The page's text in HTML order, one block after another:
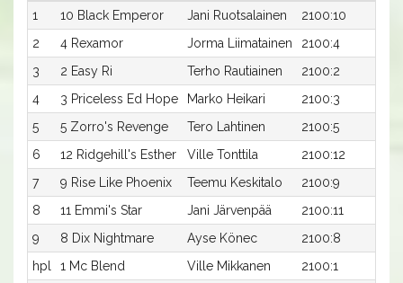
1
10 Black Emperor Jani Ruotsalainen 2100:10
2
4 Rexamor Jorma Liimatainen 2100:4
3
2 Easy Ri Terho Rautiainen 2100:2
4
3 Priceless Ed Hope Marko Heikari 2100:3
5
5 Zorro's Revenge Tero Lahtinen 2100:5
6
12 Ridgehill's Esther Ville Tonttila 2100:12
7
9 Rise Like Phoenix Teemu Keskitalo 2100:9
8
11 Emmi's Star Jani Järvenpää 2100:11
9
8 Dix Nightmare Ayse Könec 2100:8
hpl
1 Mc Blend Ville Mikkanen 2100:1